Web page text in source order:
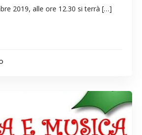
2019, alle ore 12.30 si terrà […]